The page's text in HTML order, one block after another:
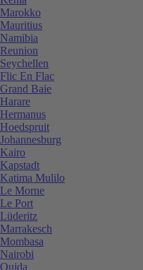
Marokko
Mauritius
Namibia
Reunion
Seychellen
Flic En Flac
Grand Baie
Harare
Hermanus
Hoedspruit
Johannesburg
Kairo
Kapstadt
Katima Mulilo
Le Morne
Le Port
Lüderitz
Marrakesch
Mombasa
Nairobi
Oujda